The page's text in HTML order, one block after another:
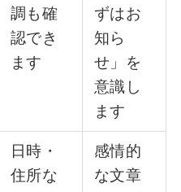
調も確
認でき
ます
ずはお
知ら
せ」を
意識し
ます
日時・
住所な
感情的
な文章